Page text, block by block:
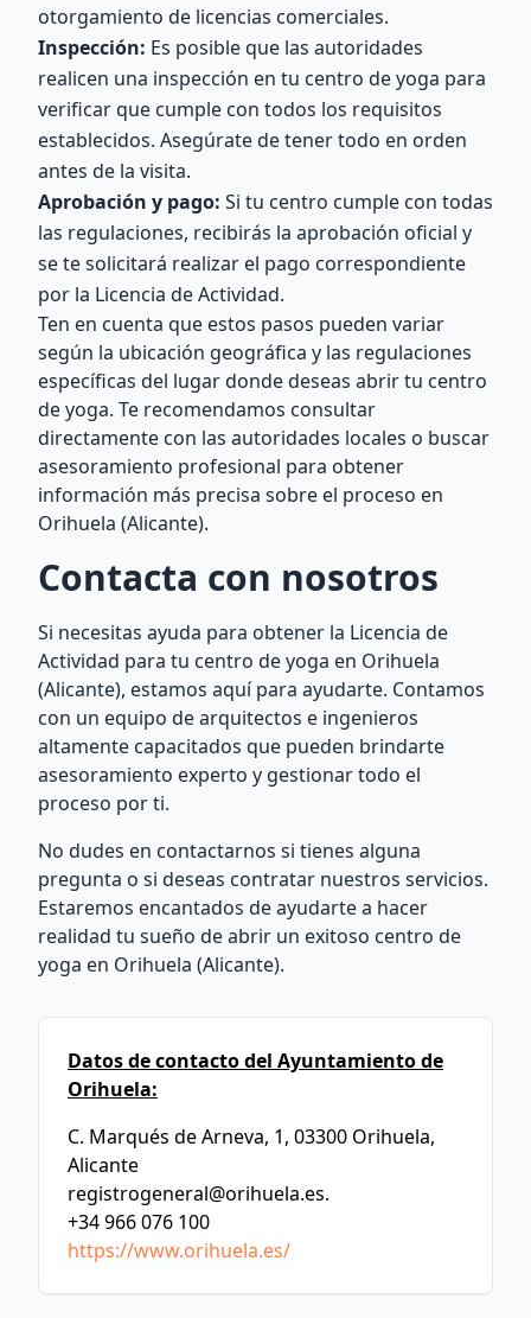
otorgamiento de licencias comerciales.
Inspección: Es posible que las autoridades
realicen una inspección en tu centro de yoga para
verificar que cumple con todos los requisitos
establecidos. Asegúrate de tener todo en orden
antes de la visita.
Aprobación y pago: Si tu centro cumple con todas
las regulaciones, recibirás la aprobación oficial y
se te solicitará realizar el pago correspondiente
por la Licencia de Actividad.
Ten en cuenta que estos pasos pueden variar
según la ubicación geográfica y las regulaciones
específicas del lugar donde deseas abrir tu centro
de yoga. Te recomendamos consultar
directamente con las autoridades locales o buscar
asesoramiento profesional para obtener
información más precisa sobre el proceso en
Orihuela (Alicante).
Contacta con nosotros
Si necesitas ayuda para obtener la Licencia de
Actividad para tu centro de yoga en Orihuela
(Alicante), estamos aquí para ayudarte. Contamos
con un equipo de arquitectos e ingenieros
altamente capacitados que pueden brindarte
asesoramiento experto y gestionar todo el
proceso por ti.
No dudes en contactarnos si tienes alguna
pregunta o si deseas contratar nuestros servicios.
Estaremos encantados de ayudarte a hacer
realidad tu sueño de abrir un exitoso centro de
yoga en Orihuela (Alicante).
Datos de contacto del Ayuntamiento de
Orihuela:
C. Marqués de Arneva, 1, 03300 Orihuela,
Alicante
registrogeneral@orihuela.es.
+34 966 076 100
https://www.orihuela.es/